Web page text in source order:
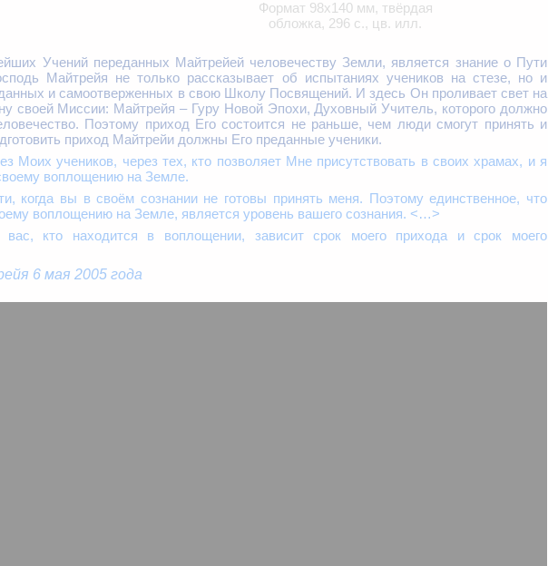
Формат 98х140 мм, твёрдая
обложка, 296 с., цв. илл.
Учений переданных Майтрейей человечеству Земли, является знание о Пути
Майтрейя не только рассказывает об испытаниях учеников на стезе, но и
и самоотверженных в свою Школу Посвящений. И здесь Он проливает свет на
своей Миссии: Майтрейя – Гуру Новой Эпохи, Духовный Учитель, которого должно
Поэтому приход Его состоится не раньше, чем люди смогут принять и
приход Майтрейи должны Его преданные ученики.
Моих учеников, через тех, кто позволяет Мне присутствовать в своих храмах, и я
воплощению на Земле.
когда вы в своём сознании не готовы принять меня. Поэтому единственное, что
воплощению на Земле, является уровень вашего сознания. <…>
кто находится в воплощении, зависит срок моего прихода и срок моего
6 мая 2005 года